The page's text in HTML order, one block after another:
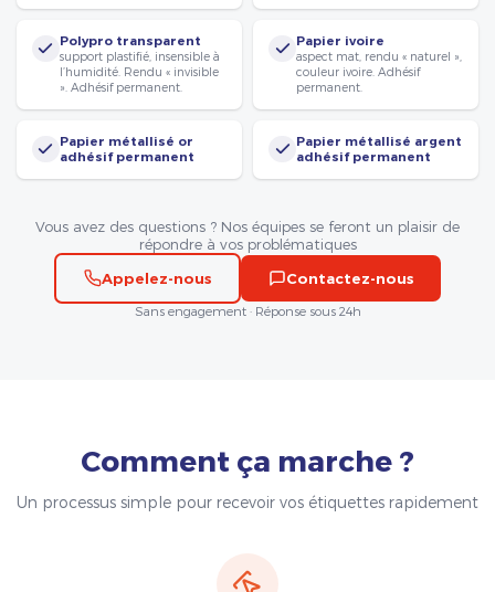
Polypro transparent
support plastifié, insensible à
l’humidité. Rendu « invisible
». Adhésif permanent.
Papier ivoire
aspect mat, rendu « naturel »,
couleur ivoire. Adhésif
permanent.
Papier métallisé or
adhésif permanent
Papier métallisé argent
adhésif permanent
Vous avez des questions ? Nos équipes se feront un plaisir de
répondre à vos problématiques
Appelez-nous
Contactez-nous
Sans engagement · Réponse sous 24h
Comment ça marche ?
Un processus simple pour recevoir vos étiquettes rapidement